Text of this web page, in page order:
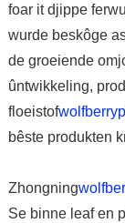
foar it djippe
wurde beskôge
de groeiende
ûntwikkeling,
floeistofwolfberryp
bêste produkten
Zhongning
Se binne leaf en